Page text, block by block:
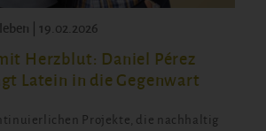
| 19.02.2026
Herzblut: Daniel Pérez
Latein in die Gegenwart
Projekte, die nachhaltig